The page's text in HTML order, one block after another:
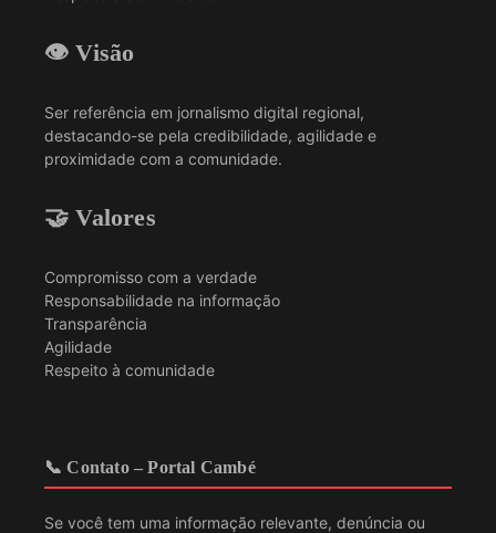
👁️ Visão
Ser referência em jornalismo digital regional,
destacando-se pela credibilidade, agilidade e
proximidade com a comunidade.
🤝 Valores
Compromisso com a verdade
Responsabilidade na informação
Transparência
Agilidade
Respeito à comunidade
📞 Contato – Portal Cambé
Se você tem uma informação relevante, denúncia ou